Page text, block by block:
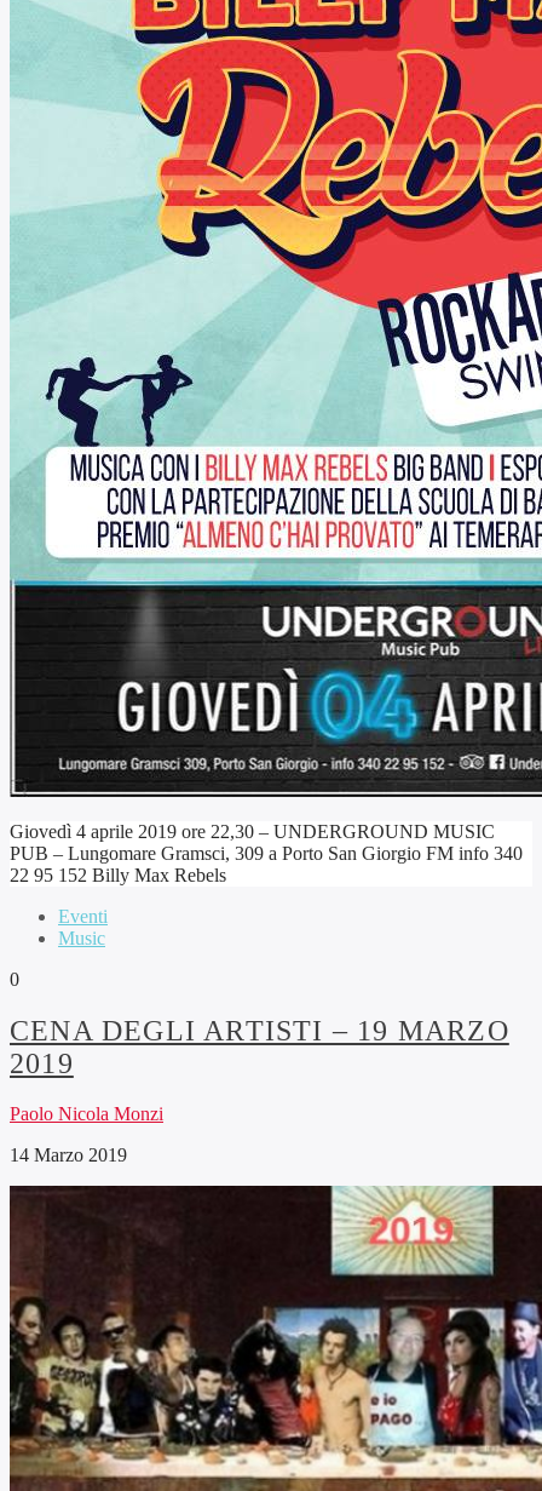
Giovedì 4 aprile 2019 ore 22,30 – UNDERGROUND MUSIC
PUB – Lungomare Gramsci, 309 a Porto San Giorgio FM info 340
22 95 152 Billy Max Rebels
Eventi
Music
0
CENA DEGLI ARTISTI – 19 MARZO
2019
Paolo Nicola Monzi
14 Marzo 2019